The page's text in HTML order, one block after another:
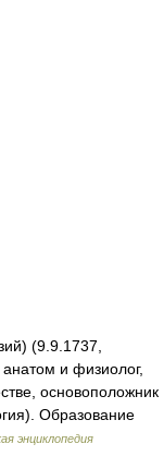
(9.9.1737,
и физиолог,
основоположник
Образование
энциклопедия